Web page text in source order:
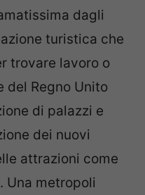
dagli
turistica che
trovare lavoro o
del Regno Unito
di palazzi e
dei nuovi
attrazioni come
Una metropoli